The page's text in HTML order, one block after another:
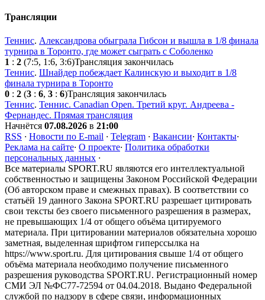
Трансляции
Теннис. Александрова обыграла Гибсон и вышла в 1/8 финала
турнира в Торонто, где может сыграть с Соболенко
1 : 2 (7:5, 1:6, 3:6)Трансляция закончилась
Теннис. Шнайдер побеждает Калинскую и выходит в 1/8
финала турнира в Торонто
0 : 2 (3 : 6, 3 : 6)Трансляция закончилась
Теннис. Теннис. Canadian Open. Третий круг. Андреева -
Фернандес. Прямая трансляция
Начнётся 07.08.2026 в 21:00
RSS · Новости по E-mail · Telegram · Вакансии· Контакты·
Реклама на сайте· О проекте· Политика обработки
персональных данных ·
Все материалы SPORT.RU являются его интеллектуальной
собственностью и защищены Законом Российской Федерации
(Об авторском праве и смежных правах). В соответствии со
статьёй 19 данного Закона SPORT.RU разрешает цитировать
свои тексты без своего письменного разрешения в размерах,
не превышающих 1/4 от общего объёма цитируемого
материала. При цитировании материалов обязательна хорошо
заметная, выделенная шрифтом гиперссылка на
https://www.sport.ru. Для цитирования свыше 1/4 от общего
объёма материала необходимо получение письменного
разрешения руководства SPORT.RU. Регистрационный номер
СМИ ЭЛ №ФС77-72594 от 04.04.2018. Выдано Федеральной
службой по надзору в сфере связи, информационных